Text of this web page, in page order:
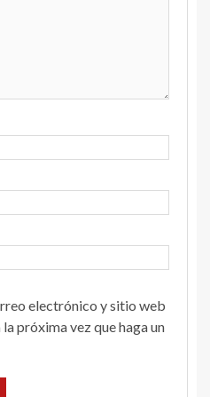
electrónico y sitio web
próxima vez que haga un